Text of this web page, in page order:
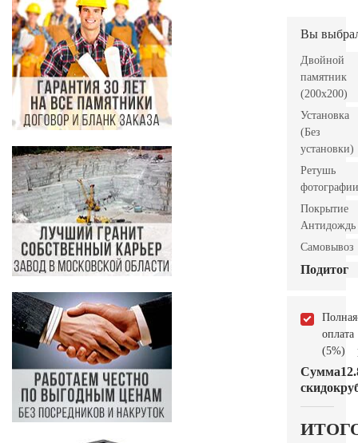
Вы
Двойной
памятник
(200x200)
Установка
(Без
установки)
Ретушь
фотографии
Покрытие
Антидождь
Самовывоз
Подитог
Полная
оплата
(5%)
Сумма
скидок